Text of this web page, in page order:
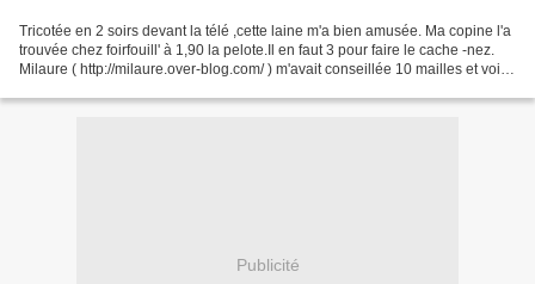
Tricotée en 2 soirs devant la télé ,cette laine m'a bien amusée. Ma copine l'a
trouvée chez foirfouill' à 1,90 la pelote.Il en faut 3 pour faire le cache -nez.
Milaure ( http://milaure.over-blog.com/ ) m'avait conseillée 10 mailles et voici
Publicité